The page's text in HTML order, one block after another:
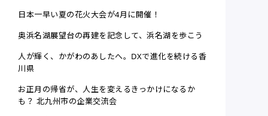
日本一早い夏の花火大会が4月に開催！
奥浜名湖展望台の再建を記念して、浜名湖を歩こう
人が輝く、かがわのあしたへ。DXで進化を続ける香
川県
お正月の帰省が、人生を変えるきっかけになるか
も？ 北九州市の企業交流会